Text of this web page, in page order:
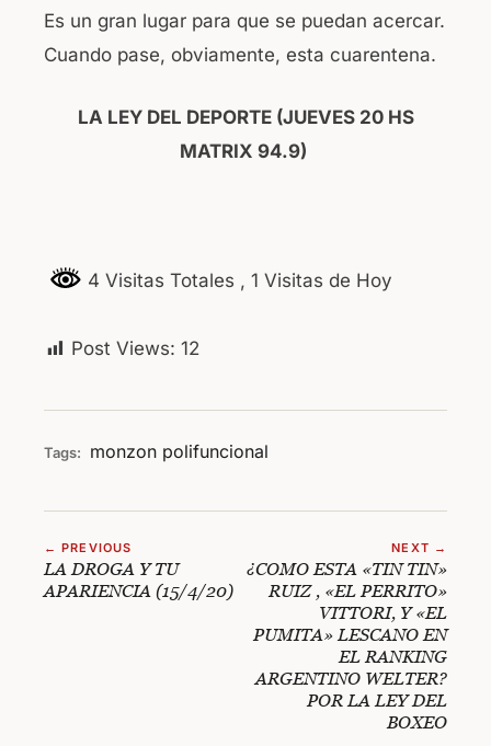
Es un gran lugar para que se puedan acercar.
Cuando pase, obviamente, esta cuarentena.
LA LEY DEL DEPORTE (JUEVES 20 HS
MATRIX 94.9)
4 Visitas Totales , 1 Visitas de Hoy
Post Views: 12
Tags: monzon polifuncional
← PREVIOUS
LA DROGA Y TU
APARIENCIA (15/4/20)
NEXT →
¿COMO ESTA «TIN TIN»
RUIZ , «EL PERRITO»
VITTORI, Y «EL
PUMITA» LESCANO EN
EL RANKING
ARGENTINO WELTER?
POR LA LEY DEL
BOXEO